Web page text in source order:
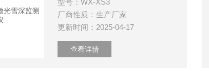
型号：WX-XS3
厂商性质：生产厂家
更新时间：2025-04-17
查看详情